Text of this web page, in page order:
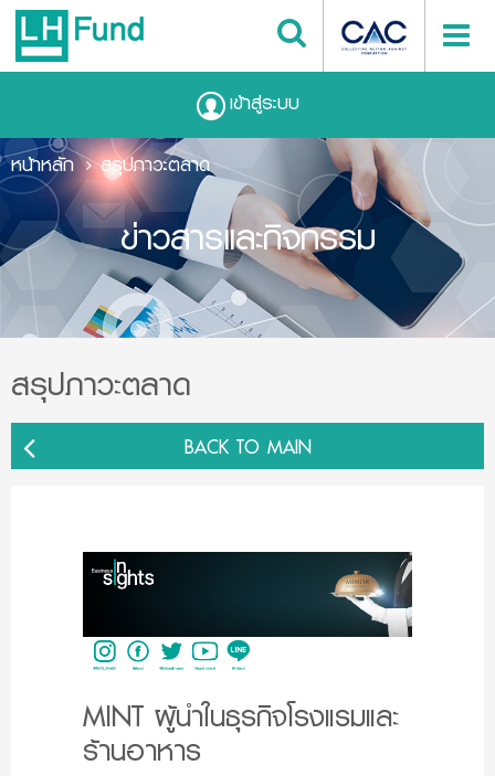
เข้าสู่ระบบ
ข่าวสารและกิจกรรม
หน้าหลัก สรุปภาวะตลาด
สรุปภาวะตลาด
BACK TO MAIN
MINT ผู้นำในธุรกิจโรงแรมและ
ร้านอาหาร